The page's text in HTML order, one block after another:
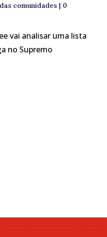
comunidades | 0
vai analisar uma lista
no Supremo